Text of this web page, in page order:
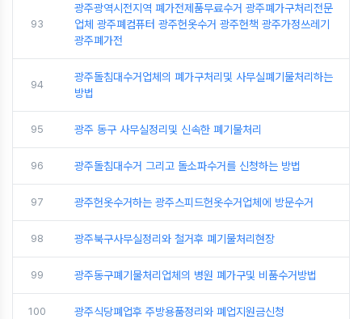
93
광주광역시전지역 폐가전제품무료수거 광주폐가구처리전문
업체 광주폐컴퓨터 광주헌옷수거 광주헌책 광주가정쓰레기
광주폐가전
94
광주돌침대수거업체의 폐가구처리및 사무실폐기물처리하는
방법
95 광주 동구 사무실정리및 신속한 폐기물처리
96 광주돌침대수거 그리고 돌소파수거를 신청하는 방법
97 광주헌옷수거하는 광주스피드헌옷수거업체에 방문수거
98 광주북구사무실정리와 철거후 폐기물처리현장
99 광주동구폐기물처리업체의 병원 폐가구및 비품수거방법
100 광주식당폐업후 주방용품정리와 폐업지원금신청